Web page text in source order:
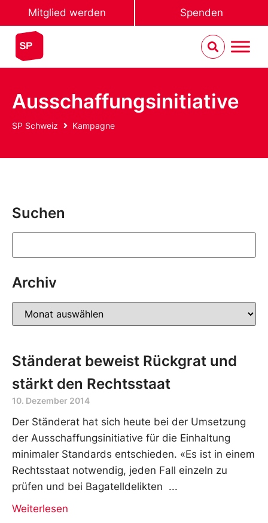
Mitglied werden Spenden
Ausschaffungsinitiative
SP Schweiz Kampagne
Suchen
Archiv
Ständerat beweist Rückgrat und
stärkt den Rechtsstaat
10. Dezember 2014
Der Ständerat hat sich heute bei der Umsetzung
der Ausschaffungsinitiative für die Einhaltung
minimaler Standards entschieden. «Es ist in einem
Rechtsstaat notwendig, jeden Fall einzeln zu
prüfen und bei Bagatelldelikten
Weiterlesen